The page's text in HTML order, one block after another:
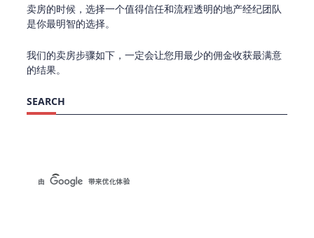
卖房的时候，选择一个值得信任和流程透明的地产经纪团队
是你最明智的选择。
我们的卖房步骤如下，一定会让您用最少的佣金收获最满意
的结果。
SEARCH